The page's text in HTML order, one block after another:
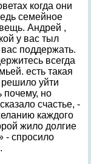
когда они
семейное
Андрей ,
у вас тыл
поддержать.
всегда
есть такая
уйти
почему, но
счастье, -
каждого
жило долгие
- спросило